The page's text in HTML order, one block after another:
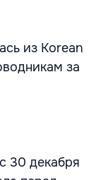
из Korean
за
30 декабря